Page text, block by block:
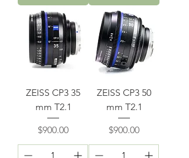
ZEISS CP3 35
mm T2.1
價格
$900.00
ZEISS CP3 50
mm T2.1
價格
$900.00